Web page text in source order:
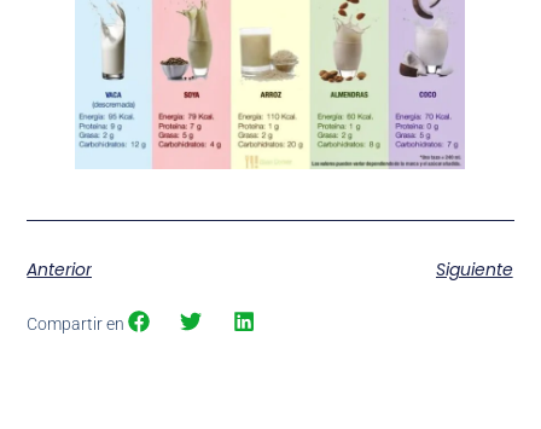
Anterior Siguiente
Compartir en